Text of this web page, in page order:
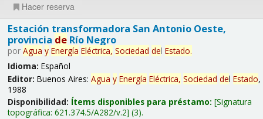
Hacer reserva
Estación transformadora San Antonio Oeste,
provincia deRío Negro
por Agua y Energía Eléctrica, Sociedad del Estado.
Idioma: Español
Editor: Buenos Aires: Agua y Energía Eléctrica, Sociedad del Estado,
1988
Disponibilidad: Ítems disponibles para préstamo: Signatura
topográfica: 621.374.5/A282/v.2 (3).